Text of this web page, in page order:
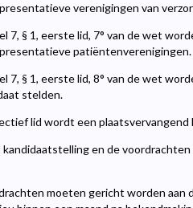
verenigingen van
7, § 1, eerste lid, 7° van de wet
patiëntenverenigingen.
7, § 1, eerste lid, 8° van de wet
stelden.
lid wordt een plaatsvervangend
en de
moeten gericht worden aan